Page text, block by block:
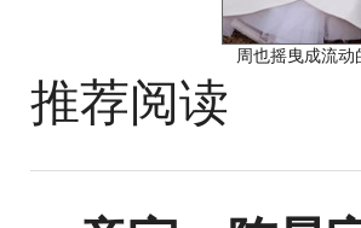
周也摇曳成流动
推荐阅读